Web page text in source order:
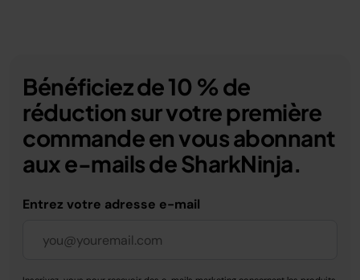
Bénéficiez de 10 % de
réduction sur votre première
commande en vous abonnant
aux e-mails de SharkNinja.
Entrez votre adresse e-mail